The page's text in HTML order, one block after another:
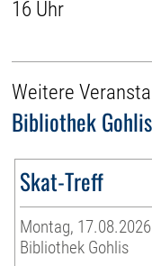
16 Uhr
Weitere
Bibliothek Gohlis
Skat-Treff
Montag,
Bibliothek Gohlis